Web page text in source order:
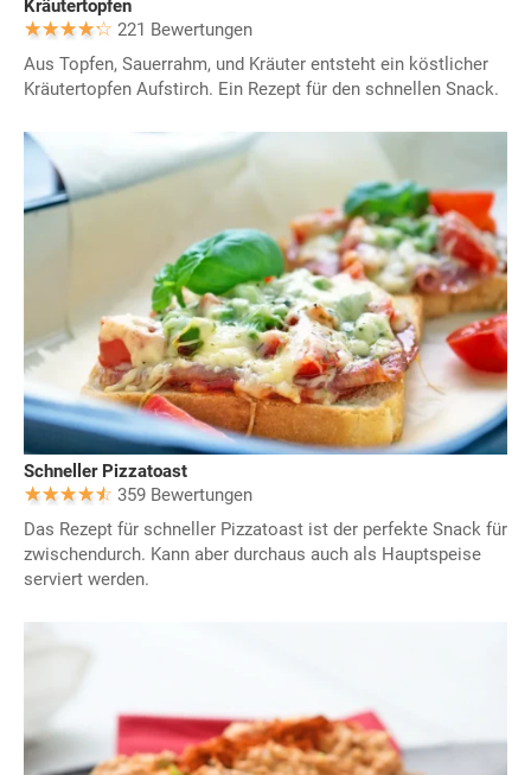
Kräutertopfen
221 Bewertungen
Aus Topfen, Sauerrahm, und Kräuter entsteht ein köstlicher
Kräutertopfen Aufstirch. Ein Rezept für den schnellen Snack.
Schneller Pizzatoast
359 Bewertungen
Das Rezept für schneller Pizzatoast ist der perfekte Snack für
zwischendurch. Kann aber durchaus auch als Hauptspeise
serviert werden.